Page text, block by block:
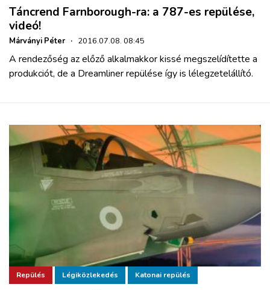
Táncrend Farnborough-ra: a 787-es repülése,
videó!
Márványi Péter · 2016.07.08. 08:45
A rendezőség az előző alkalmakkor kissé megszelídítette a
produkciót, de a Dreamliner repülése így is lélegzetelállító.
Repülés Légiközlekedés Katonai repülés